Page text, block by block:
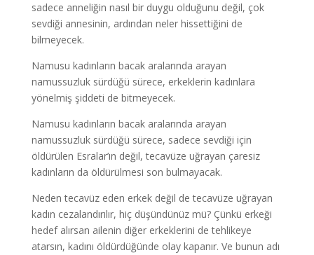
sadece anneliğin nasıl bir duygu olduğunu değil, çok
sevdiği annesinin, ardından neler hissettiğini de
bilmeyecek.
Namusu kadınların bacak aralarında arayan
namussuzluk sürdüğü sürece, erkeklerin kadınlara
yönelmiş şiddeti de bitmeyecek.
Namusu kadınların bacak aralarında arayan
namussuzluk sürdüğü sürece, sadece sevdiği için
öldürülen Esralar’ın değil, tecavüze uğrayan çaresiz
kadınların da öldürülmesi son bulmayacak.
Neden tecavüz eden erkek değil de tecavüze uğrayan
kadın cezalandırılır, hiç düşündünüz mü? Çünkü erkeği
hedef alırsan ailenin diğer erkeklerini de tehlikeye
atarsın, kadını öldürdüğünde olay kapanır. Ve bunun adı